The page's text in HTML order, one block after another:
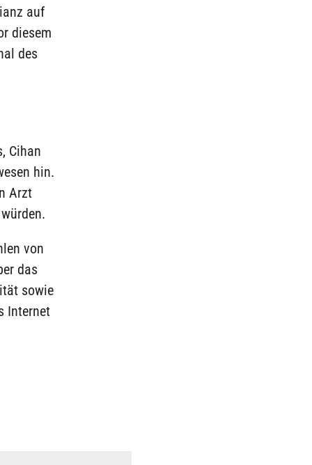
auf
diesem
des
Cihan
hin.
Arzt
von
das
sowie
Internet